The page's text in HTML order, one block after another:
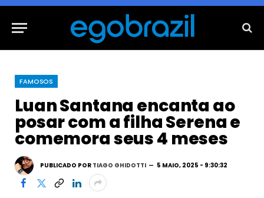
FAMOSOS
Luan Santana encanta ao
posar com a filha Serena e
comemora seus 4 meses
PUBLICADO POR TIAGO GHIDOTTI 5 MAIO, 2025 - 9:30:32